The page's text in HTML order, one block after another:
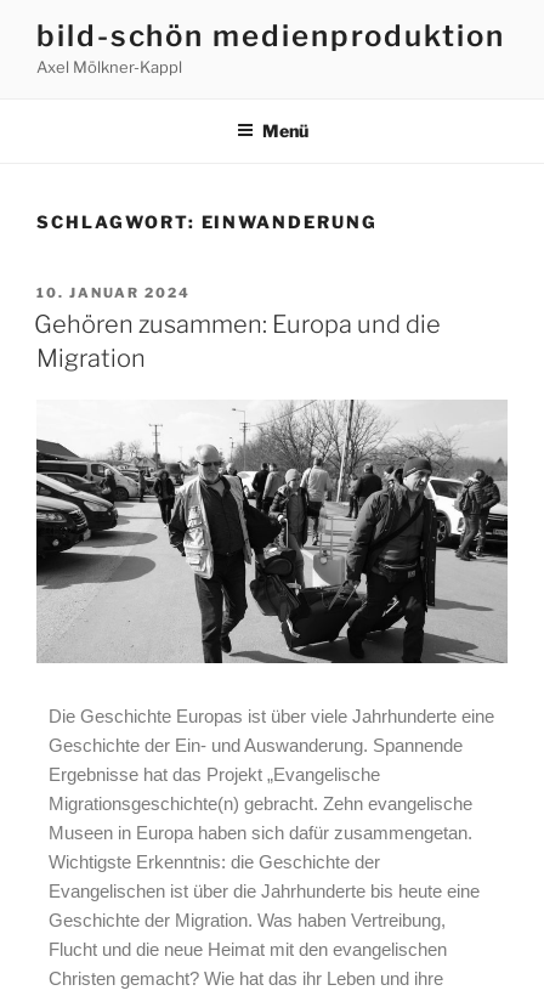
bild-schön medienproduktion
Axel Mölkner-Kappl
Menü
SCHLAGWORT: EINWANDERUNG
10. JANUAR 2024
Gehören zusammen: Europa und die
Migration
Die Geschichte Europas ist über viele Jahrhunderte eine
Geschichte der Ein- und Auswanderung. Spannende
Ergebnisse hat das Projekt „Evangelische
Migrationsgeschichte(n) gebracht. Zehn evangelische
Museen in Europa haben sich dafür zusammengetan.
Wichtigste Erkenntnis: die Geschichte der
Evangelischen ist über die Jahrhunderte bis heute eine
Geschichte der Migration. Was haben Vertreibung,
Flucht und die neue Heimat mit den evangelischen
Christen gemacht? Wie hat das ihr Leben und ihre